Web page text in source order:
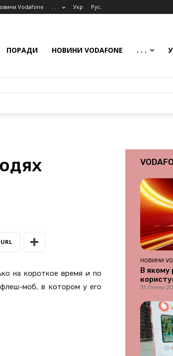
Vodafone . . . Укр Рус.
ПОРАДИ НОВИНИ VODAFONE . . .
на короткое время и по
моб, в котором у его
НОВИНИ
В якому
31 Липня